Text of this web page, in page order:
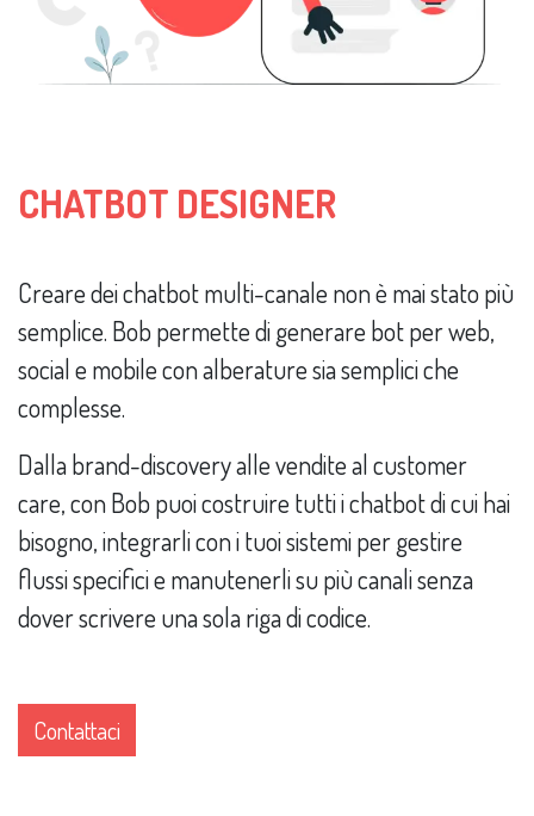
CHATBOT DESIGNER
Creare dei chatbot multi-canale non è mai stato più
semplice. Bob permette di generare bot per web,
social e mobile con alberature sia semplici che
complesse.
Dalla brand-discovery alle vendite al customer
care, con Bob puoi costruire tutti i chatbot di cui hai
bisogno, integrarli con i tuoi sistemi per gestire
flussi specifici e manutenerli su più canali senza
dover scrivere una sola riga di codice.
Contattaci